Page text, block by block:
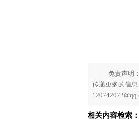
免责声明
传递更多的信
相关内容检索：